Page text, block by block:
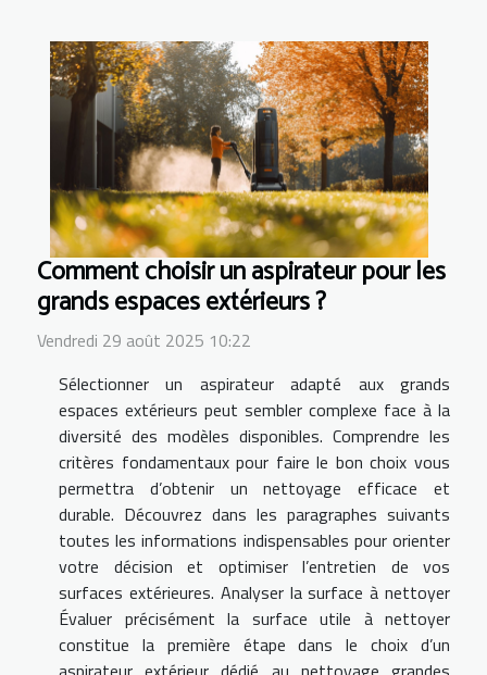
Comment choisir un aspirateur pour les
grands espaces extérieurs ?
Vendredi 29 août 2025 10:22
Sélectionner un aspirateur adapté aux grands
espaces extérieurs peut sembler complexe face à la
diversité des modèles disponibles. Comprendre les
critères fondamentaux pour faire le bon choix vous
permettra d’obtenir un nettoyage efficace et
durable. Découvrez dans les paragraphes suivants
toutes les informations indispensables pour orienter
votre décision et optimiser l’entretien de vos
surfaces extérieures. Analyser la surface à nettoyer
Évaluer précisément la surface utile à nettoyer
constitue la première étape dans le choix d’un